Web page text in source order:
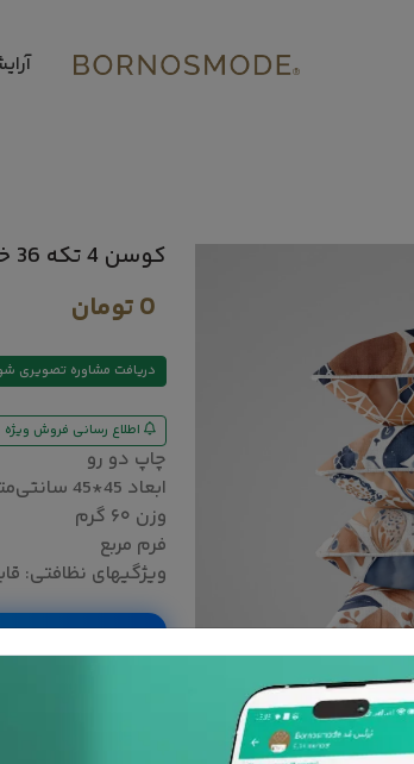
کوسن 4 تکه 36 خانه مسعود
0تومان
دریافت مشاوره تصویری
اطلاع رسانی فروش ویژه
چاپ دو رو
ابعاد 45*45 سانتی‌متر
وزن ۶۰ گرم
فرم مربع
ویژگیهای نظافتی: